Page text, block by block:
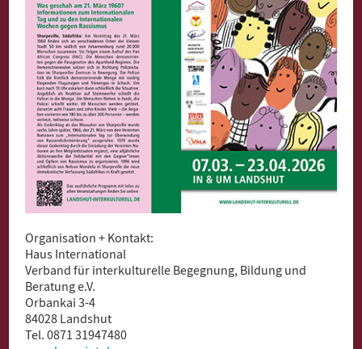
Organisation + Kontakt:
Haus International
Verband für interkulturelle Begegnung, Bildung und
Beratung e.V.
Orbankai 3-4
84028 Landshut
Tel. 0871 31947480